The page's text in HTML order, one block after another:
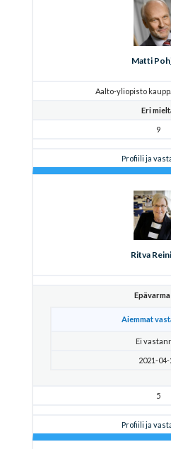
Matti
Aalto-yliopisto
Eri
9
Profiili ja
Ritva
Epävarma
Aiemmat
Ei
2021-04-
5
Profiili ja